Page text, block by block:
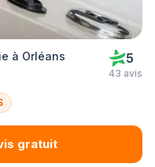
à Orléans 5
43 avis
gratuit